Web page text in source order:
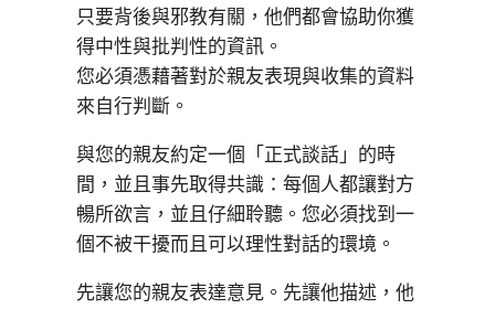
只要背後與邪教有關，他們都會協助你獲
得中性與批判性的資訊。
您必須憑藉著對於親友表現與收集的資料
來自行判斷。
與您的親友約定一個「正式談話」的時
間，並且事先取得共識：每個人都讓對方
暢所欲言，並且仔細聆聽。您必須找到一
個不被干擾而且可以理性對話的環境。
先讓您的親友表達意見。先讓他描述，他